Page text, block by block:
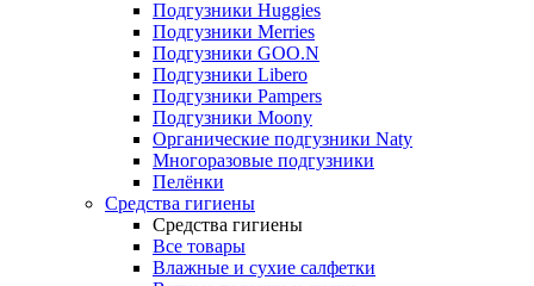
Подгузники Huggies
Подгузники Merries
Подгузники GOO.N
Подгузники Libero
Подгузники Pampers
Подгузники Moony
Органические подгузники Naty
Многоразовые подгузники
Пелёнки
Средства гигиены
Средства гигиены
Все товары
Влажные и сухие салфетки